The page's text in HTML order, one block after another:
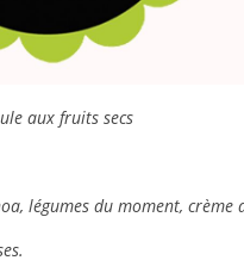
aux fruits secs
légumes du moment, crème